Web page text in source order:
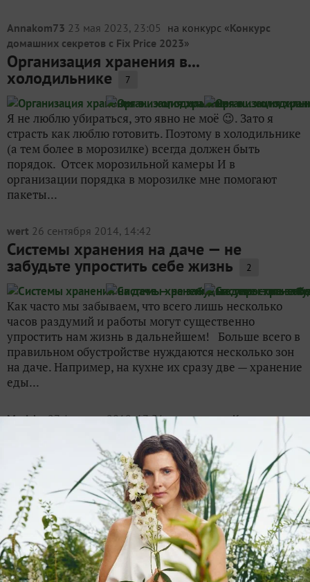
Annakom73 23 мая 2023, 23:05 на конкурс «Конкурс
домашних секретов с Fix Price 2023»
Организация хранения в...
холодильнике 7
Я не люблю убираться, это явно не моё 😉. Зато я
страсть как люблю готовить. Поэтому в холодильнике
(а тем более в морозилке) всегда должен быть
порядок. Отсек морозильной камеры И в
организации порядка в морозилке мне помогают
пакеты...
wert 26 сентября 2014, 14:42
Системы хранения на даче — не
забудьте упростить себе жизнь 2
Как часто мы забываем, что всего лишь несколько
часов раздумий и работы могут существенно
упростить нам жизнь в дальнейшем! Больше всего в
правильном обустройстве нуждаются несколько зон
на даче. Например, на кухне их сразу две — хранение
еды...
Maricha 27 февраля 2019, 17:31 на конкурс «Конкурс
домашних секретов с Fix Price»
Коробка-контейнер для кухонных
полотенец 23
Полотенца на кухне вещь незаменимая, а отправлять
их на стирку и менять на чистые приходится часто.
Каждая хозяйка хранит запасные кухонные
полотенца и салфетки тем способом, который ей
удобен. У меня они всегда лежали в шкафу,